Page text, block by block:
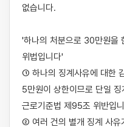
없습니다.
'하나의 처분으로 30만원을
위법입니다'
① 하나의 징계사유에 대한
5만원이 상한이므로 단일
근로기준법 제95조 위반입
② 여러 건의 별개 징계 사유